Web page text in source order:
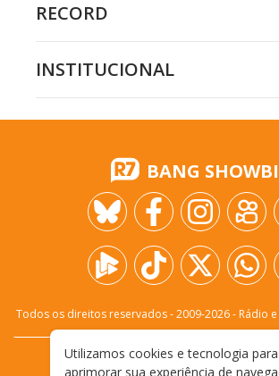
RECORD
INSTITUCIONAL
BANG
Todos os direitos reservados - 2009-2026- Rádio e
FALE CONOSCO
Utilizamos cookies e tecnologia para
aprimorar sua experiência de